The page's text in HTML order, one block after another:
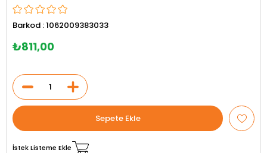
Barkod :1062009383033
₺811,00
İstek Listeme Ekle